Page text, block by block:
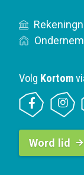
Volg Kortom
B
t
Word lid